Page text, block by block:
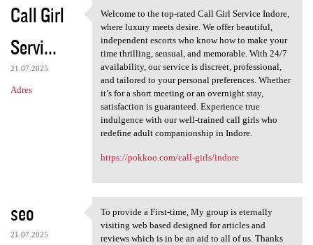
Call Girl
Servi...
21.07.2025
Adres
Welcome to the top-rated Call
Welcome to the top-rated Call Girl Service Indore,
where luxury meets desire. We offer beautiful,
independent escorts who know how to make your
time thrilling, sensual, and memorable. With 24/7
availability, our service is discreet, professional,
and tailored to your personal preferences. Whether
it’s for a short meeting or an overnight stay,
satisfaction is guaranteed. Experience true
indulgence with our well-trained call girls who
redefine adult companionship in Indore.
https://pokkoo.com/call-girls/indore
seo
21.07.2025
To provide a First-time, My
To provide a First-time, My group is eternally
visiting web based designed for articles and
reviews which is in be an aid to all of us. Thanks